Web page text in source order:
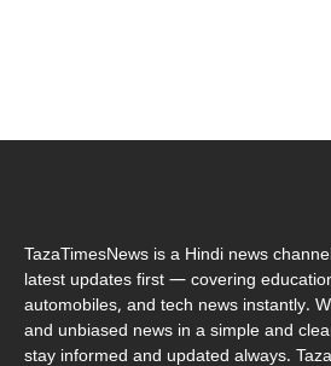
TazaTimesNews is a Hindi news
latest updates first — covering
automobiles, and tech news instantly.
and unbiased news in a simple and
stay informed and updated always.